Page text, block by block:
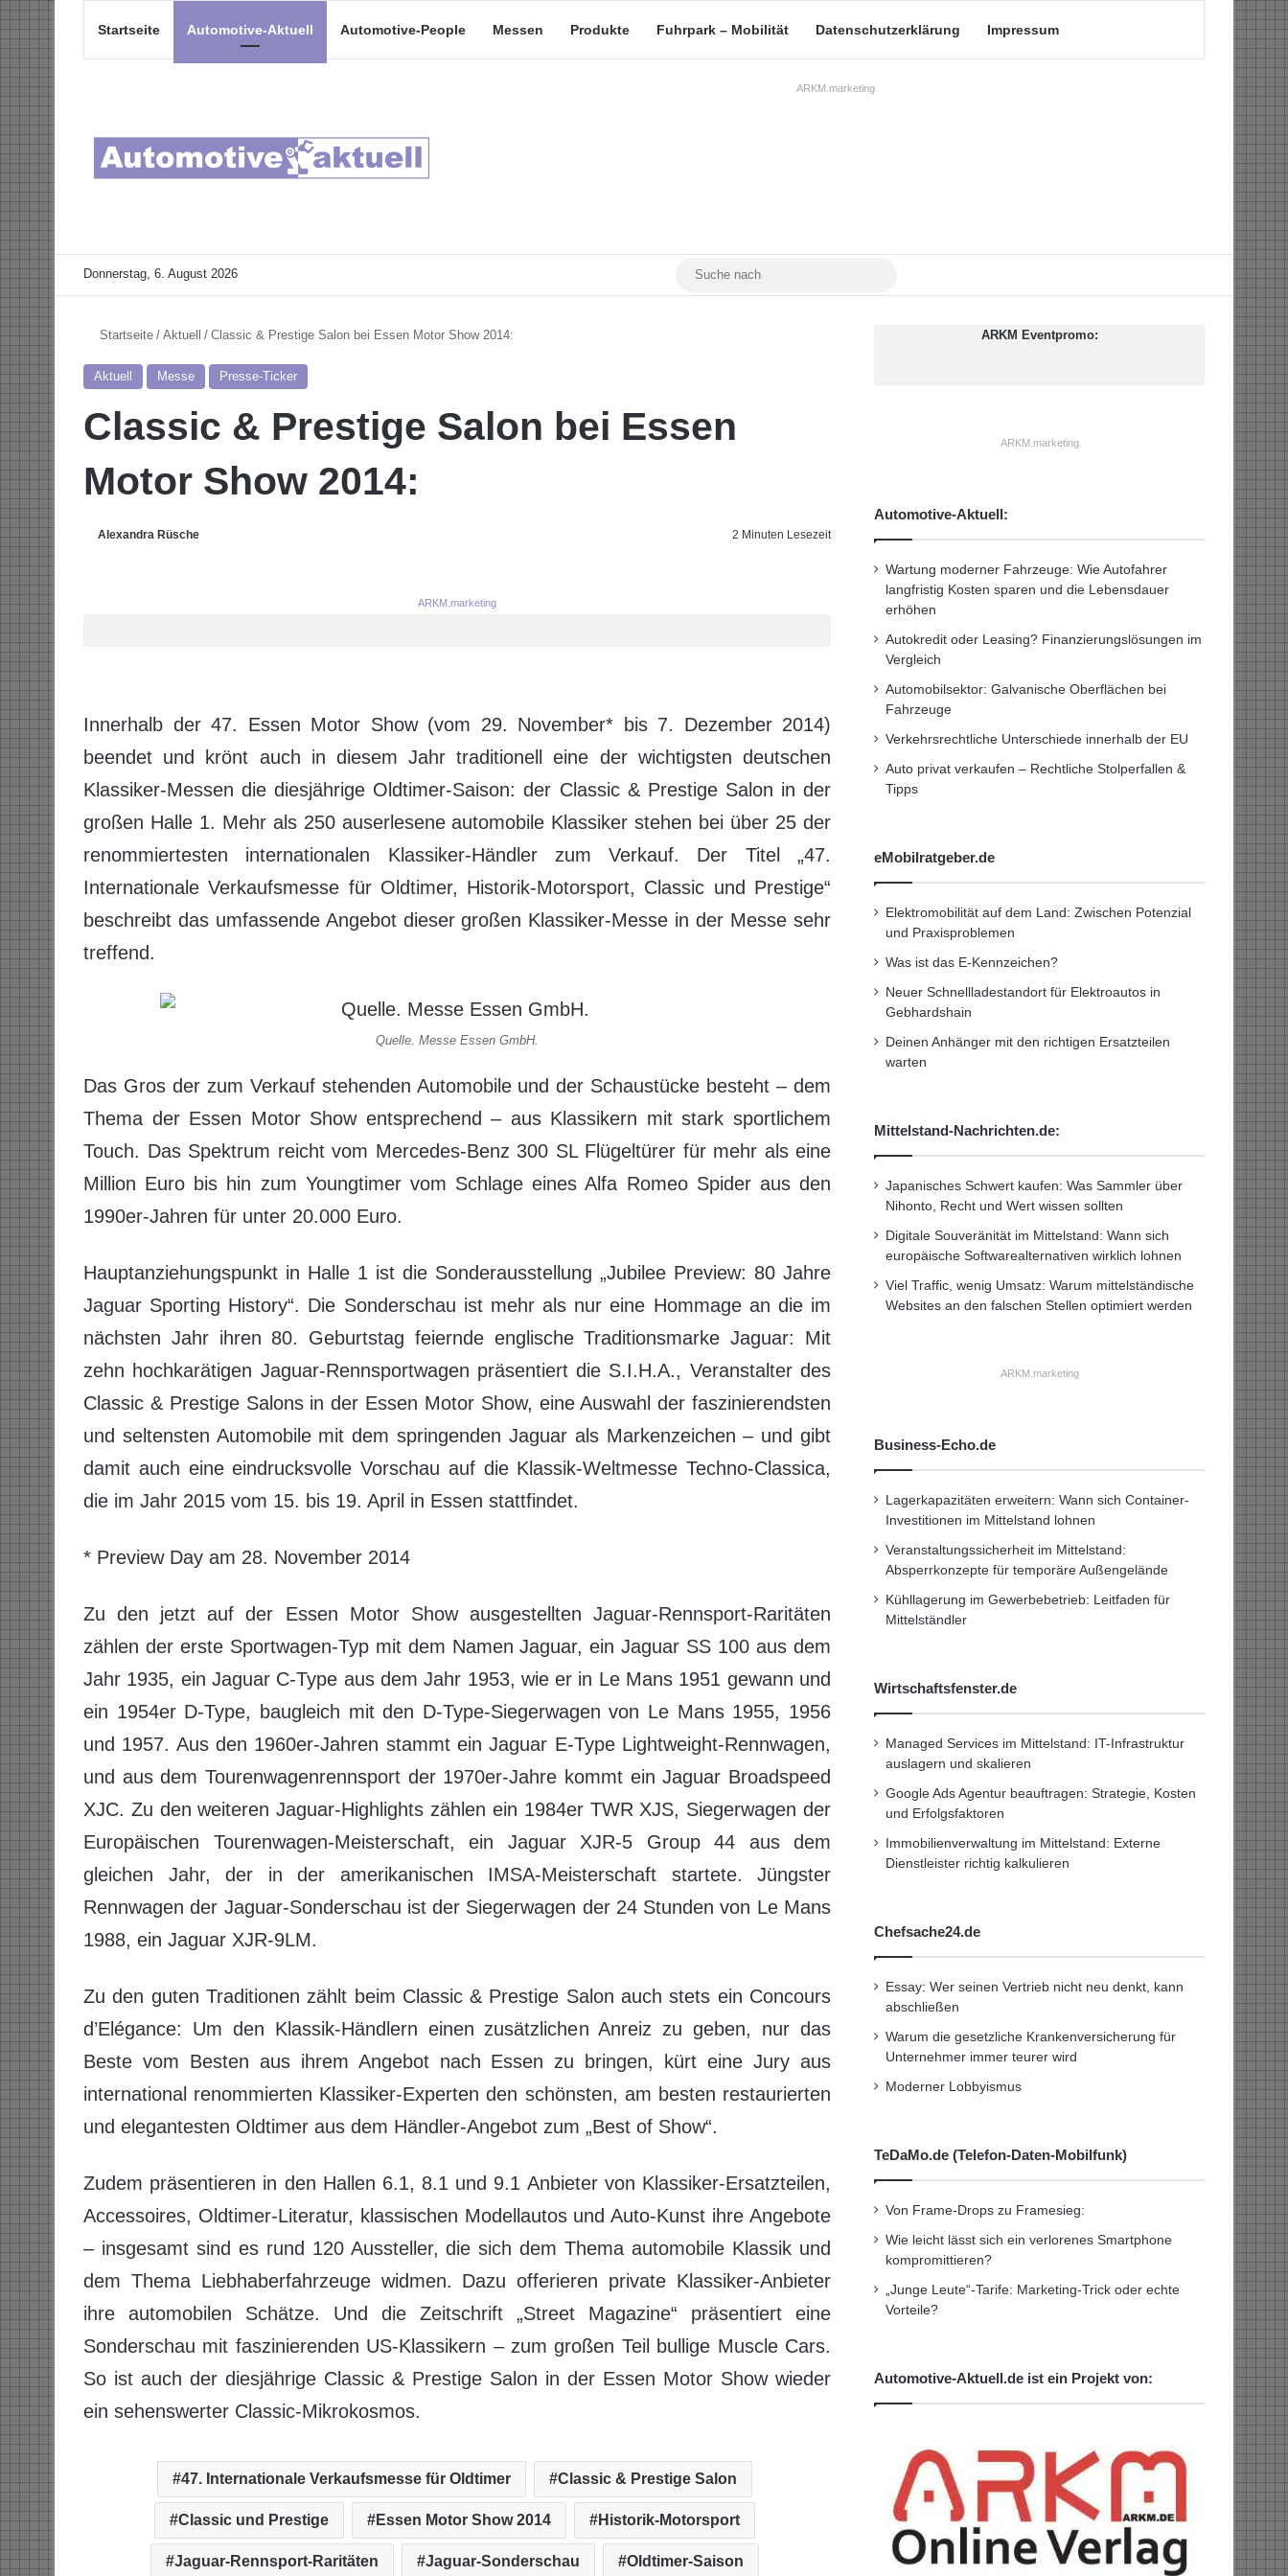
Startseite Automotive-Aktuell Automotive-People Messen Produkte Fuhrpark – Mobilität Datenschutzerklärung Impressum
ARKM.marketing
Donnerstag, 6. August 2026 YouTubeMastodon
Startseite / Aktuell / Classic & Prestige Salon bei Essen Motor Show 2014:
Aktuell Messe Presse-Ticker
Classic & Prestige Salon bei Essen
Motor Show 2014:
Alexandra Rüsche 2 Minuten Lesezeit
ARKM.marketing
Innerhalb der 47. Essen Motor Show (vom 29. November* bis 7. Dezember 2014)
beendet und krönt auch in diesem Jahr traditionell eine der wichtigsten deutschen
Klassiker-Messen die diesjährige Oldtimer-Saison: der Classic & Prestige Salon in der
großen Halle 1. Mehr als 250 auserlesene automobile Klassiker stehen bei über 25 der
renommiertesten internationalen Klassiker-Händler zum Verkauf. Der Titel „47.
Internationale Verkaufsmesse für Oldtimer, Historik-Motorsport, Classic und Prestige“
beschreibt das umfassende Angebot dieser großen Klassiker-Messe in der Messe sehr
treffend.
Quelle. Messe Essen GmbH.
Das Gros der zum Verkauf stehenden Automobile und der Schaustücke besteht – dem
Thema der Essen Motor Show entsprechend – aus Klassikern mit stark sportlichem
Touch. Das Spektrum reicht vom Mercedes-Benz 300 SL Flügeltürer für mehr als eine
Million Euro bis hin zum Youngtimer vom Schlage eines Alfa Romeo Spider aus den
1990er-Jahren für unter 20.000 Euro.
Hauptanziehungspunkt in Halle 1 ist die Sonderausstellung „Jubilee Preview: 80 Jahre
Jaguar Sporting History“. Die Sonderschau ist mehr als nur eine Hommage an die im
nächsten Jahr ihren 80. Geburtstag feiernde englische Traditionsmarke Jaguar: Mit
zehn hochkarätigen Jaguar-Rennsportwagen präsentiert die S.I.H.A., Veranstalter des
Classic & Prestige Salons in der Essen Motor Show, eine Auswahl der faszinierendsten
und seltensten Automobile mit dem springenden Jaguar als Markenzeichen – und gibt
damit auch eine eindrucksvolle Vorschau auf die Klassik-Weltmesse Techno-Classica,
die im Jahr 2015 vom 15. bis 19. April in Essen stattfindet.
* Preview Day am 28. November 2014
Zu den jetzt auf der Essen Motor Show ausgestellten Jaguar-Rennsport-Raritäten
zählen der erste Sportwagen-Typ mit dem Namen Jaguar, ein Jaguar SS 100 aus dem
Jahr 1935, ein Jaguar C-Type aus dem Jahr 1953, wie er in Le Mans 1951 gewann und
ein 1954er D-Type, baugleich mit den D-Type-Siegerwagen von Le Mans 1955, 1956
und 1957. Aus den 1960er-Jahren stammt ein Jaguar E-Type Lightweight-Rennwagen,
und aus dem Tourenwagenrennsport der 1970er-Jahre kommt ein Jaguar Broadspeed
XJC. Zu den weiteren Jaguar-Highlights zählen ein 1984er TWR XJS, Siegerwagen der
Europäischen Tourenwagen-Meisterschaft, ein Jaguar XJR-5 Group 44 aus dem
gleichen Jahr, der in der amerikanischen IMSA-Meisterschaft startete. Jüngster
Rennwagen der Jaguar-Sonderschau ist der Siegerwagen der 24 Stunden von Le Mans
1988, ein Jaguar XJR-9LM.
Zu den guten Traditionen zählt beim Classic & Prestige Salon auch stets ein Concours
d’Elégance: Um den Klassik-Händlern einen zusätzlichen Anreiz zu geben, nur das
Beste vom Besten aus ihrem Angebot nach Essen zu bringen, kürt eine Jury aus
international renommierten Klassiker-Experten den schönsten, am besten restaurierten
und elegantesten Oldtimer aus dem Händler-Angebot zum „Best of Show“.
Zudem präsentieren in den Hallen 6.1, 8.1 und 9.1 Anbieter von Klassiker-Ersatzteilen,
Accessoires, Oldtimer-Literatur, klassischen Modellautos und Auto-Kunst ihre Angebote
– insgesamt sind es rund 120 Aussteller, die sich dem Thema automobile Klassik und
dem Thema Liebhaberfahrzeuge widmen. Dazu offerieren private Klassiker-Anbieter
ihre automobilen Schätze. Und die Zeitschrift „Street Magazine“ präsentiert eine
Sonderschau mit faszinierenden US-Klassikern – zum großen Teil bullige Muscle Cars.
So ist auch der diesjährige Classic & Prestige Salon in der Essen Motor Show wieder
ein sehenswerter Classic-Mikrokosmos.
47. Internationale Verkaufsmesse für Oldtimer Classic & Prestige Salon
Classic und Prestige Essen Motor Show 2014 Historik-Motorsport
Jaguar-Rennsport-Raritäten Jaguar-Sonderschau Oldtimer-Saison
ARKM Eventpromo:
ARKM.marketing
Automotive-Aktuell:
Wartung moderner Fahrzeuge: Wie Autofahrer
langfristig Kosten sparen und die Lebensdauer
erhöhen
Autokredit oder Leasing? Finanzierungslösungen im
Vergleich
Automobilsektor: Galvanische Oberflächen bei
Fahrzeuge
Verkehrsrechtliche Unterschiede innerhalb der EU
Auto privat verkaufen – Rechtliche Stolperfallen &
Tipps
eMobilratgeber.de
Elektromobilität auf dem Land: Zwischen Potenzial
und Praxisproblemen
Was ist das E-Kennzeichen?
Neuer Schnellladestandort für Elektroautos in
Gebhardshain
Deinen Anhänger mit den richtigen Ersatzteilen
warten
Mittelstand-Nachrichten.de:
Japanisches Schwert kaufen: Was Sammler über
Nihonto, Recht und Wert wissen sollten
Digitale Souveränität im Mittelstand: Wann sich
europäische Softwarealternativen wirklich lohnen
Viel Traffic, wenig Umsatz: Warum mittelständische
Websites an den falschen Stellen optimiert werden
ARKM.marketing
Business-Echo.de
Lagerkapazitäten erweitern: Wann sich Container-
Investitionen im Mittelstand lohnen
Veranstaltungssicherheit im Mittelstand:
Absperrkonzepte für temporäre Außengelände
Kühllagerung im Gewerbebetrieb: Leitfaden für
Mittelständler
Wirtschaftsfenster.de
Managed Services im Mittelstand: IT-Infrastruktur
auslagern und skalieren
Google Ads Agentur beauftragen: Strategie, Kosten
und Erfolgsfaktoren
Immobilienverwaltung im Mittelstand: Externe
Dienstleister richtig kalkulieren
Chefsache24.de
Essay: Wer seinen Vertrieb nicht neu denkt, kann
abschließen
Warum die gesetzliche Krankenversicherung für
Unternehmer immer teurer wird
Moderner Lobbyismus
TeDaMo.de (Telefon-Daten-Mobilfunk)
Von Frame-Drops zu Framesieg:
Wie leicht lässt sich ein verlorenes Smartphone
kompromittieren?
„Junge Leute“-Tarife: Marketing-Trick oder echte
Vorteile?
Automotive-Aktuell.de ist ein Projekt von: